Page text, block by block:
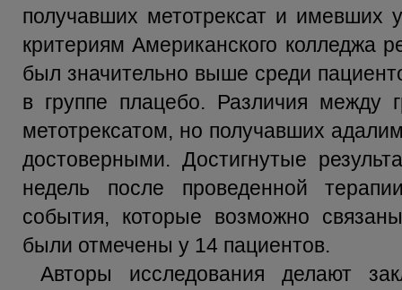
получавших метотрексат и имевших
критериям Американского колледжа
был значительно выше среди
в группе плацебо. Различия между
метотрексатом, но получавших
достоверными. Достигнутые
недель после проведенной
события, которые возможно
были отмечены у 14 пациентов.
Авторы исследования делают